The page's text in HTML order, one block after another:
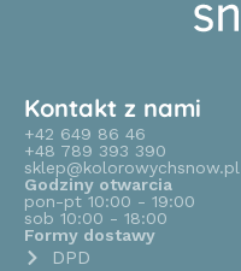
Kontakt z nami
+42 649 86 46
+48 789 393 390
sklep@kolorowychsnow.pl
Godziny otwarcia
pon-pt 10:00 - 19:00
sob 10:00 - 18:00
Formy dostawy
DPD